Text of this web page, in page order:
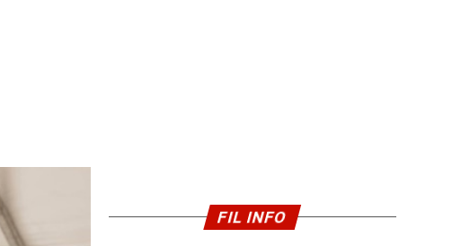
FIL INFO